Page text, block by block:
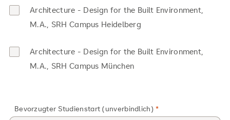
Architecture - Design for the Built Environment,
M.A., SRH Campus Heidelberg
Architecture - Design for the Built Environment,
M.A., SRH Campus München
Bevorzugter Studienstart (unverbindlich)